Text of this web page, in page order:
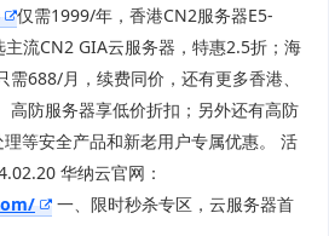
仅需1999/年，香港CN2服务器E5-
流CN2 GIA云服务器，特惠2.5折；海
688/月，续费同价，还有更多香港、
高防服务器享低价折扣；另外还有高防
等安全产品和新老用户专属优惠。 活
华纳云官网：
一、限时秒杀专区，云服务器首